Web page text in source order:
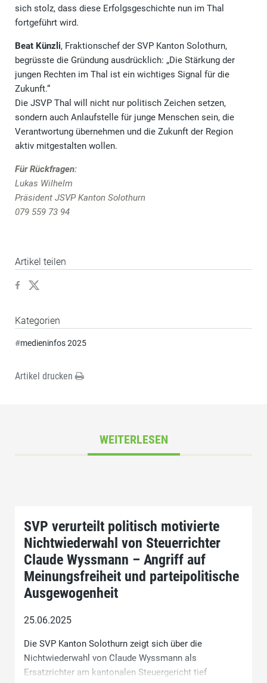
sich stolz, dass diese Erfolgsgeschichte nun im Thal
fortgeführt wird.
Beat Künzli, Fraktionschef der SVP Kanton Solothurn,
begrüsste die Gründung ausdrücklich: „Die Stärkung der
jungen Rechten im Thal ist ein wichtiges Signal für die
Zukunft.“
Die JSVP Thal will nicht nur politisch Zeichen setzen,
sondern auch Anlaufstelle für junge Menschen sein, die
Verantwortung übernehmen und die Zukunft der Region
aktiv mitgestalten wollen.
Für Rückfragen:
Lukas Wilhelm
Präsident JSVP Kanton Solothurn
079 559 73 94
Artikel teilen
Kategorien
#medieninfos 2025
Artikel drucken
WEITERLESEN
SVP verurteilt politisch motivierte
Nichtwiederwahl von Steuerrichter
Claude Wyssmann – Angriff auf
Meinungsfreiheit und parteipolitische
Ausgewogenheit
25.06.2025
Die SVP Kanton Solothurn zeigt sich über die
Nichtwiederwahl von Claude Wyssmann als
Ersatzrichter am kantonalen Steuergericht tief